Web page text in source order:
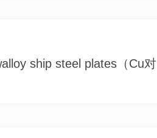
ship steel plates（Cu对